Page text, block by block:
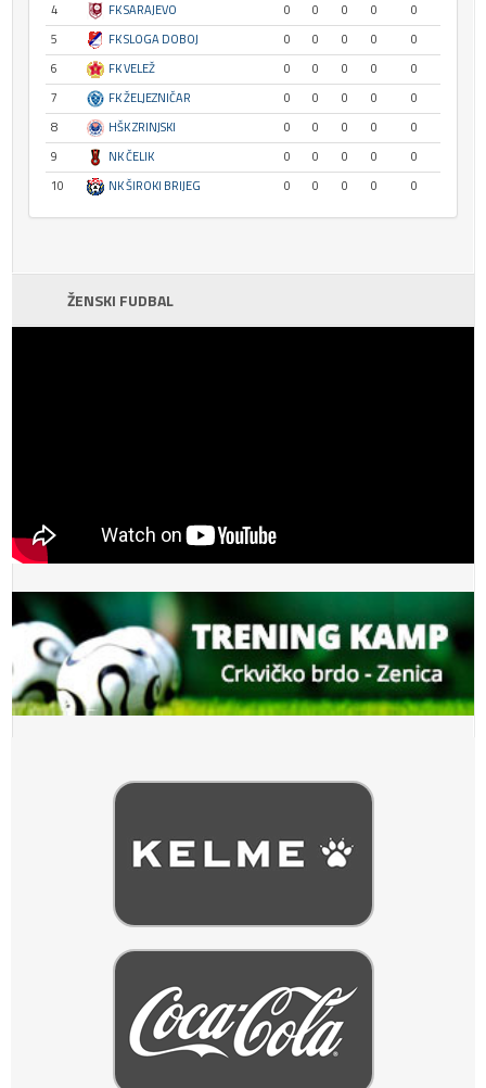
4
FK SARAJEVO 0 0 0 0
0
5
FK SLOGA DOBOJ 0 0 0 0
0
6
FK VELEŽ 0 0 0 0
0
7
FK ŽELJEZNIČAR 0 0 0 0
0
8
HŠK ZRINJSKI 0 0 0 0
0
9
NK ČELIK 0 0 0 0
0
10
NK ŠIROKI BRIJEG 0 0 0 0 0
ŽENSKI FUDBAL